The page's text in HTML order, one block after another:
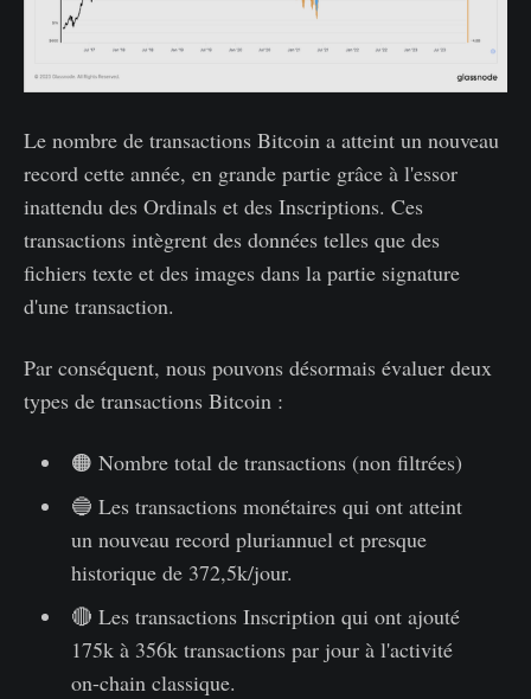
Le nombre de transactions Bitcoin a atteint un nouveau
record cette année, en grande partie grâce à l'essor
inattendu des Ordinals et des Inscriptions. Ces
transactions intègrent des données telles que des
fichiers texte et des images dans la partie signature
d'une transaction.
Par conséquent, nous pouvons désormais évaluer deux
types de transactions Bitcoin :
🟠 Nombre total de transactions (non filtrées)
🔵 Les transactions monétaires qui ont atteint
un nouveau record pluriannuel et presque
historique de 372,5k/jour.
🔴 Les transactions Inscription qui ont ajouté
175k à 356k transactions par jour à l'activité
on-chain classique.